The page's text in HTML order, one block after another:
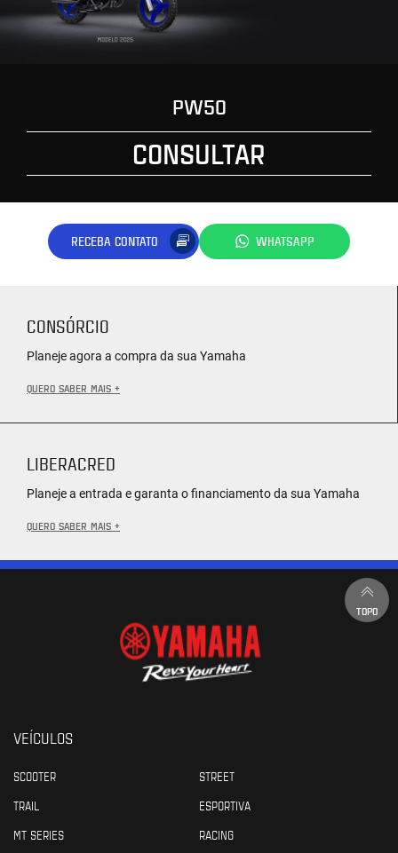
PW50
CONSULTAR
RECEBA CONTATO WHATSAPP
CONSÓRCIO
Planeje agora a compra da sua Yamaha
QUERO SABER MAIS +
LIBERACRED
Planeje a entrada e garanta o financiamento da sua Yamaha
QUERO SABER MAIS +
TOPO
VEÍCULOS
SCOOTER
STREET
TRAIL
ESPORTIVA
MT SERIES
RACING